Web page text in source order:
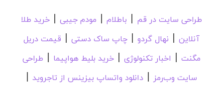
طراحی سایت در قم | باطلام | مودم جیبی | خرید طلا
آنلاین | نهال گردو | چاپ ساک دستی | قیمت دریل
مگنت | اخبار تکنولوژی | خرید بلیط هواپیما | طراحی
سایت وب‌رمز | دانلود واتساپ بیزینس از تاجروید |